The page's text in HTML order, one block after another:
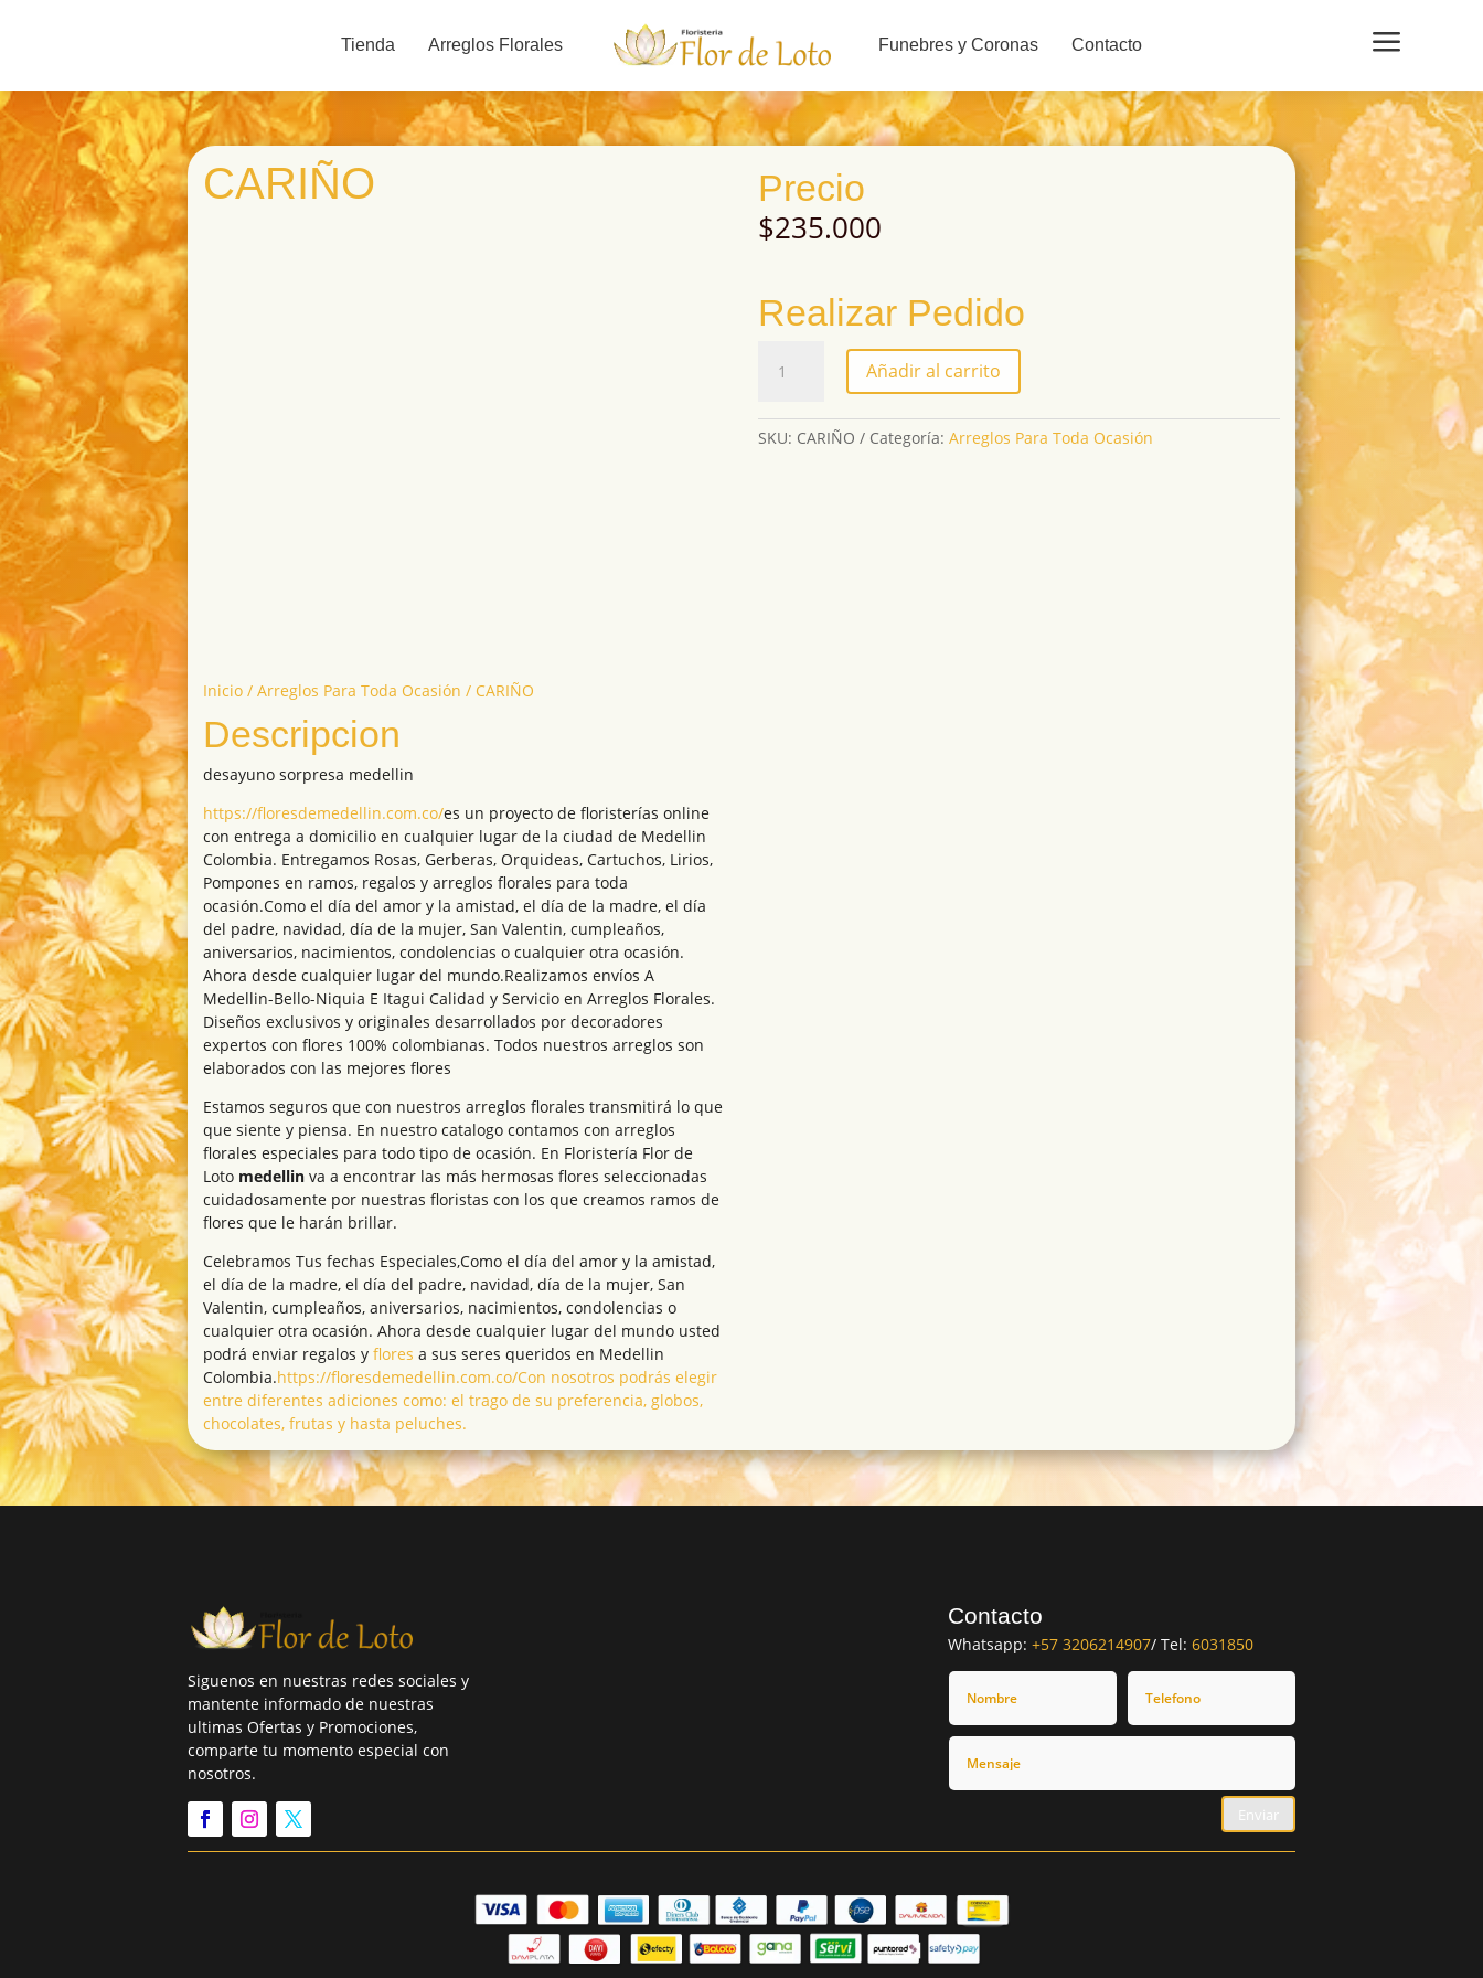
Tienda Arreglos Florales Funebres y Coronas Contacto a
CARIÑO
Inicio / Arreglos Para Toda Ocasión / CARIÑO
Descripcion
desayuno sorpresa medellin
https://floresdemedellin.com.co/es un proyecto de floristerías online
con entrega a domicilio en cualquier lugar de la ciudad de Medellin
Colombia. Entregamos Rosas, Gerberas, Orquideas, Cartuchos, Lirios,
Pompones en ramos, regalos y arreglos florales para toda
ocasión.Como el día del amor y la amistad, el día de la madre, el día
del padre, navidad, día de la mujer, San Valentin, cumpleaños,
aniversarios, nacimientos, condolencias o cualquier otra ocasión.
Ahora desde cualquier lugar del mundo.Realizamos envíos A
Medellin-Bello-Niquia E Itagui Calidad y Servicio en Arreglos Florales.
Diseños exclusivos y originales desarrollados por decoradores
expertos con flores 100% colombianas. Todos nuestros arreglos son
elaborados con las mejores flores
Estamos seguros que con nuestros arreglos florales transmitirá lo que
que siente y piensa. En nuestro catalogo contamos con arreglos
florales especiales para todo tipo de ocasión. En Floristería Flor de
Loto medellin va a encontrar las más hermosas flores seleccionadas
cuidadosamente por nuestras floristas con los que creamos ramos de
flores que le harán brillar.
Celebramos Tus fechas Especiales,Como el día del amor y la amistad,
el día de la madre, el día del padre, navidad, día de la mujer, San
Valentin, cumpleaños, aniversarios, nacimientos, condolencias o
cualquier otra ocasión. Ahora desde cualquier lugar del mundo usted
podrá enviar regalos y flores a sus seres queridos en Medellin
Colombia.https://floresdemedellin.com.co/Con nosotros podrás elegir
entre diferentes adiciones como: el trago de su preferencia, globos,
chocolates, frutas y hasta peluches.
Precio
$235.000
Realizar Pedido
cantidad
Añadir al carrito
SKU: CARIÑO Categoría: Arreglos Para Toda Ocasión
Siguenos en nuestras redes sociales y
mantente informado de nuestras
ultimas Ofertas y Promociones,
comparte tu momento especial con
nosotros.
Contacto
Whatsapp:+57 3206214907/ Tel:6031850
Enviar